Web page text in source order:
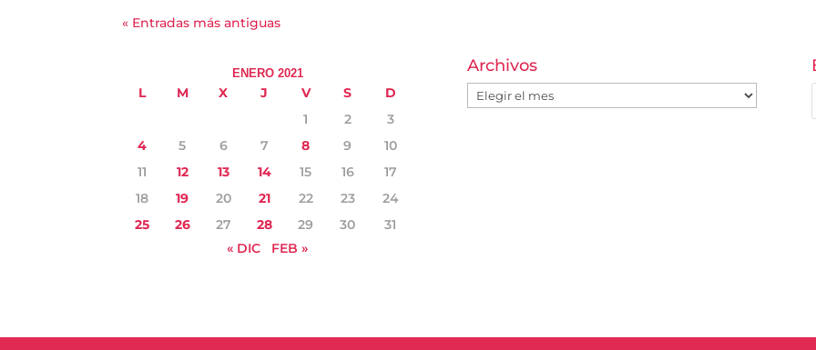
« Entradas más antiguas
ENERO 2021
L M X J V S
D
1
2
3
4
5 6 7 8 9
10
11
12 13 14 15 16
17
18
19 20 21 22 23
24
25
26 27 28 29 30
31
« DIC
FEB »
Archivos
Archivos